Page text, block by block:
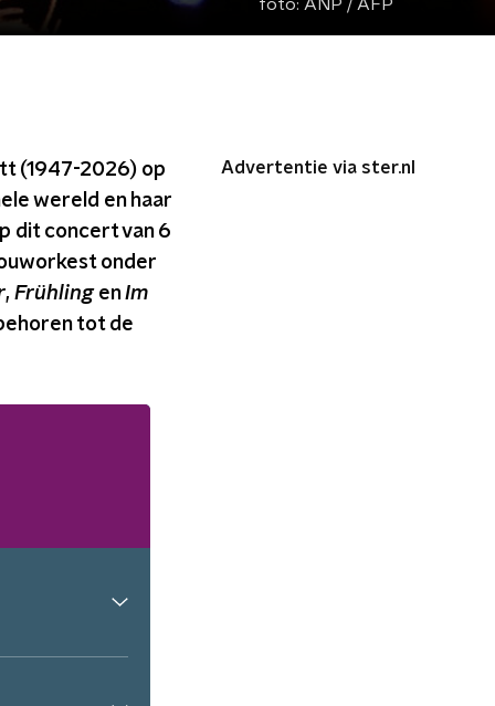
foto: ANP / AFP
(1947-2026) op
wereld en haar
dit concert van 6
onder
, FrühlingenIm
tot de
Advertentie via ster.nl